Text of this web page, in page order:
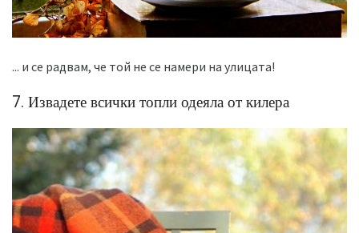
... и се радвам, че той не се намери на улицата!
7. Извадете всички топли одеяла от килера